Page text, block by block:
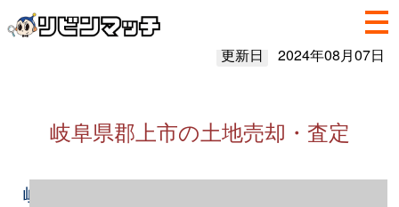
更新日 2024年08月07日
岐阜県郡上市の土地売却・査定
岐阜県郡上市の土地売却情報（2023年1～12